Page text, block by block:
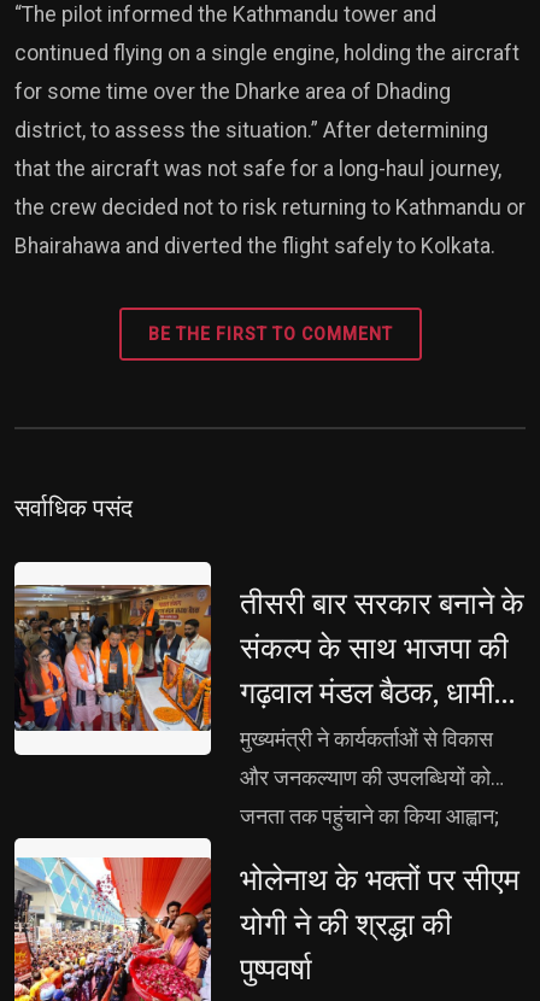
“The pilot informed the Kathmandu tower and
continued flying on a single engine, holding the aircraft
for some time over the Dharke area of Dhading
district, to assess the situation.” After determining
that the aircraft was not safe for a long-haul journey,
the crew decided not to risk returning to Kathmandu or
Bhairahawa and diverted the flight safely to Kolkata.
BE THE FIRST TO COMMENT
सर्वाधिक पसंद
तीसरी बार सरकार बनाने के
संकल्प के साथ भाजपा की
गढ़वाल मंडल बैठक, धामी
बोले- झूठ और अफवाह का
दें मुंहतोड़ जवाब
मुख्यमंत्री ने कार्यकर्ताओं से विकास
और जनकल्याण की उपलब्धियों को
जनता तक पहुंचाने का किया आह्वान;
घुसपैठियों और अपात्र मतदाताओं पर
लगेगी रोक
भोलेनाथ के भक्तों पर सीएम
योगी ने की श्रद्धा की
पुष्पवर्षा